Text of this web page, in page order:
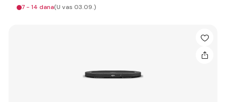
7 - 14 dana(U vas 03.09.)